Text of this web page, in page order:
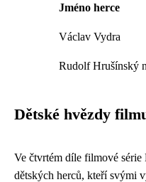
Jméno herce
Václav Vydra
Rudolf Hrušínský
Dětské hvězdy
Ve čtvrtém díle filmové
dětských herců, kteří svými